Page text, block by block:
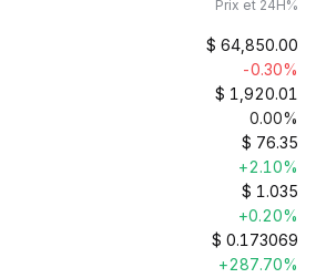
Prix et 24H%
$ 64,850.00
-0.30%
$ 1,920.01
0.00%
$ 76.35
+2.10%
$ 1.035
+0.20%
$ 0.173069
+287.70%